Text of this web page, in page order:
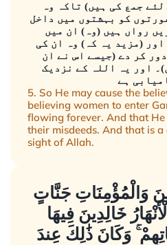
جمع کی ہیں) تاکہ وہ
کو بہشتوں میں داخل
رواں ہیں (وہ) ان میں
(مزید یہ کہ) وہ ان کی
کر دے (جیسے اس نے ان
اور یہ اللہ کے نزدیک
ہے
5. So He may cause the
believing women to enter
flowing forever. And that
their misdeeds. And that is a
sight of Allah.
وَالْمُؤْمِنَاتِ جَنَّاتٍ
خَالِدِينَ فِيهَا
وَكَانَ ذَٰلِكَ عِندَ